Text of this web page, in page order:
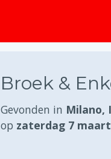
Broek &
Gevonden in Milano,
op zaterdag 7